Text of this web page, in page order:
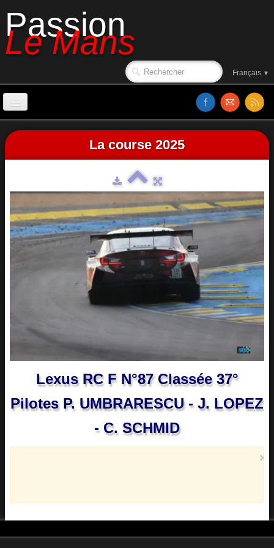
Passion
Le Mans
Français ▼
Accueil
Le circuit en 1988
Classements
Sorties de piste
La course 2025
Lexus RC F N°87 Classée 37°
Pilotes P. UMBRARESCU - J. LOPEZ
- C. SCHMID
×